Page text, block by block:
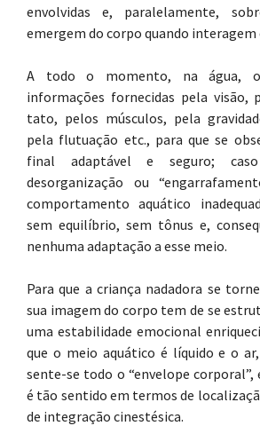
envolvidas e, paralelamente,
emergem do corpo quando interagem
A todo o momento, na água, o
informações fornecidas pela visão,
tato, pelos músculos, pela
pela flutuação etc., para que se
final adaptável e seguro;
desorganização ou
comportamento aquático
sem equilíbrio, sem tônus e,
nenhuma adaptação a esse meio.
Para que a criança nadadora se
sua imagem do corpo tem de se
uma estabilidade emocional
que o meio aquático é líquido e o
sente-se todo o “envelope corporal”,
é tão sentido em termos de
de integração cinestésica.